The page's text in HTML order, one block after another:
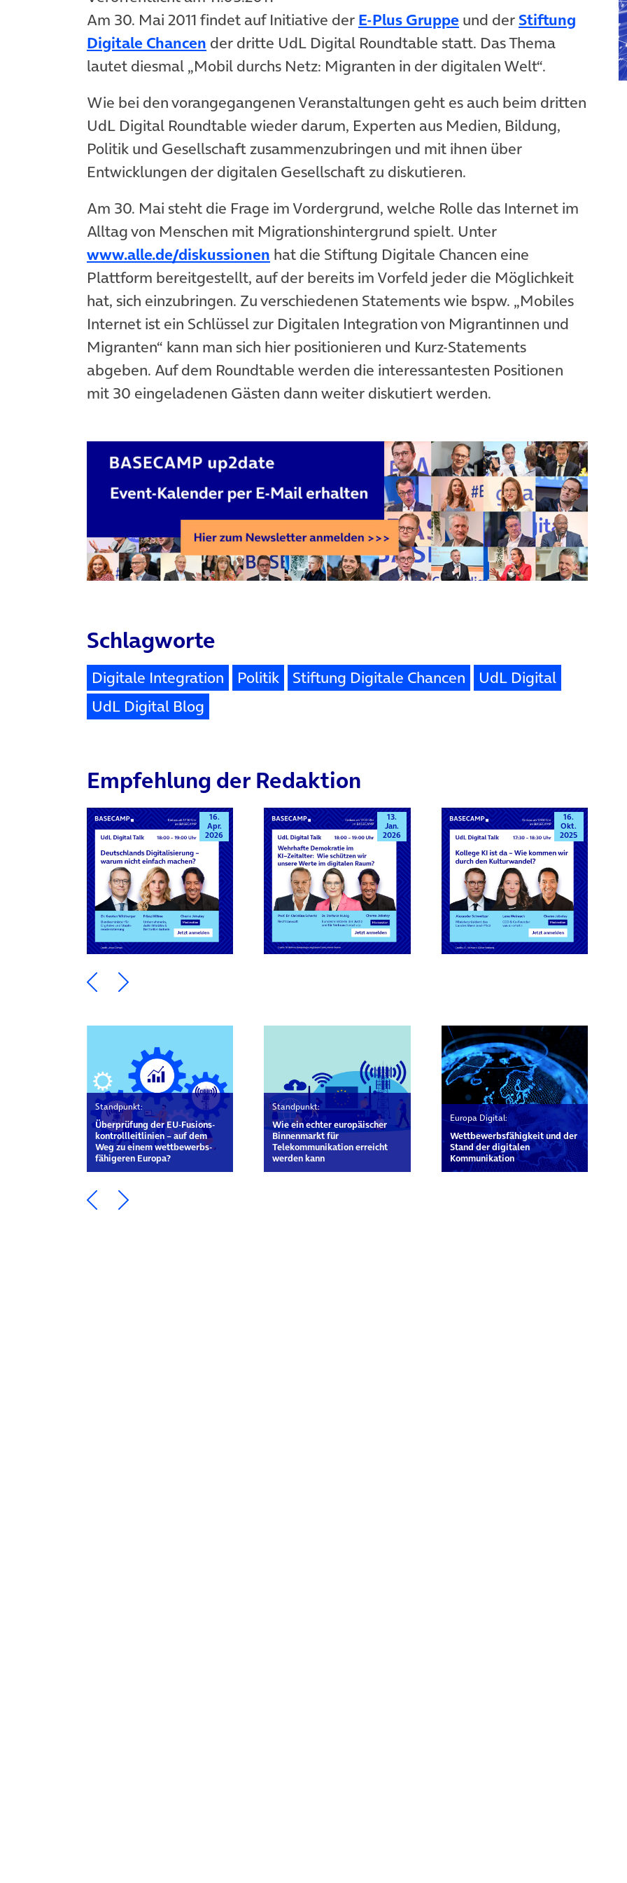
Am 30. Mai 2011 findet auf Initiative der E-Plus Gruppe(öffnet in neuem Tab)
und der Stiftung
Digitale Chancen (öffnet in neuem Tab)
der dritte UdL Digital Roundtable statt. Das Thema
lautet diesmal „Mobil durchs Netz: Migranten in der digitalen Welt“.
Wie bei den vorangegangenen Veranstaltungen geht es auch beim dritten
UdL Digital Roundtable wieder darum, Experten aus Medien, Bildung,
Politik und Gesellschaft zusammenzubringen und mit ihnen über
Entwicklungen der digitalen Gesellschaft zu diskutieren.
Am 30. Mai steht die Frage im Vordergrund, welche Rolle das Internet im
Alltag von Menschen mit Migrationshintergrund spielt. Unter
www.alle.de/diskussionen hat die Stiftung Digitale Chancen eine
Plattform bereitgestellt, auf der bereits im Vorfeld jeder die Möglichkeit
hat, sich einzubringen. Zu verschiedenen Statements wie bspw. „Mobiles
Internet ist ein Schlüssel zur Digitalen Integration von Migrantinnen und
Migranten“ kann man sich hier positionieren und Kurz-Statements
abgeben. Auf dem Roundtable werden die interessantesten Positionen
mit 30 eingeladenen Gästen dann weiter diskutiert werden.
Schlagworte
Digitale Integration Politik Stiftung Digitale Chancen
UdL Digital
UdL Digital Blog
Empfehlung der Redaktion
16.
Apr.
2026
13.
Jan.
2026
16.
Okt.
2025
Ein Element zurück blättern
Ein Element weiter blättern
Standpunkt:
Überprüfung der EU-Fusions­
kontroll­leitlinien – auf dem
Weg zu einem wettbewerbs­
fähigeren Europa?
Standpunkt:
Wie ein echter europäischer
Binnenmarkt für
Telekommunikation erreicht
werden kann
Europa Digital:
Wettbewerbs­fähigkeit und der
Stand der digitalen
Kommunikation
Ein Element zurück blättern
Ein Element weiter blättern